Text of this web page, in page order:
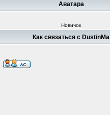
Аватара
Новичок
Как связаться с DustinMa